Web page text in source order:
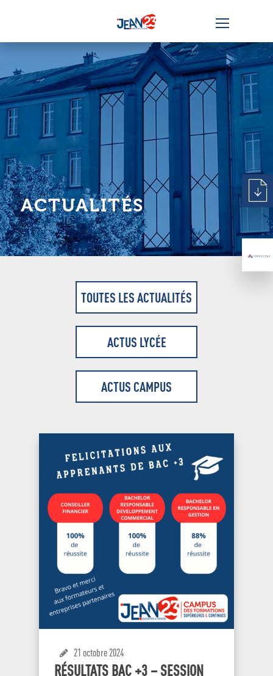
ACTUALITÉS
TOUTES LES ACTUALITÉS
ACTUS LYCÉE
ACTUS CAMPUS
21 octobre 2024
RÉSULTATS BAC +3 – SESSION